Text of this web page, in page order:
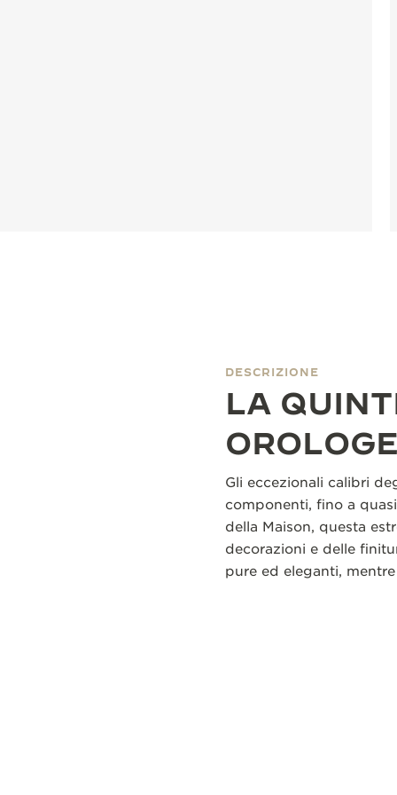
DESCRIZIONE
LA
Gli eccezionali calibri
componenti, fino a
della Maison, questa
decorazioni e delle
pure ed eleganti,